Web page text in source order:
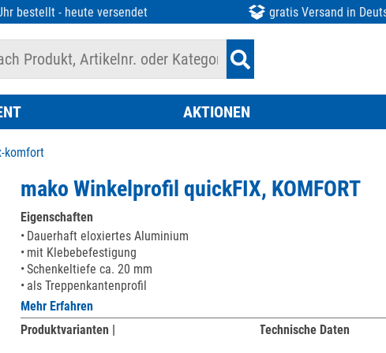
bestellt - heute versendet gratis Versand in
AKTIONEN
komfort
mako Winkelprofil quickFIX, KOMFORT
Eigenschaften
Dauerhaft eloxiertes Aluminium
mit Klebebefestigung
Schenkeltiefe ca. 20 mm
als Treppenkantenprofil
Mehr Erfahren
Produktvarianten |
Technische Daten